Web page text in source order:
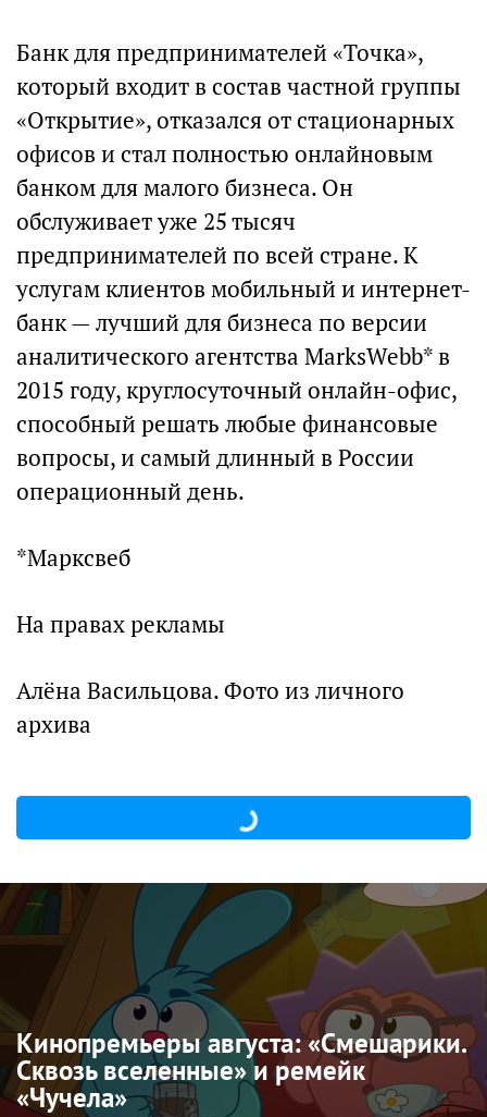
Банк для предпринимателей «Точка»,
который входит в состав частной группы
«Открытие», отказался от стационарных
офисов и стал полностью онлайновым
банком для малого бизнеса. Он
обслуживает уже 25 тысяч
предпринимателей по всей стране. К
услугам клиентов мобильный и интернет-
банк — лучший для бизнеса по версии
аналитического агентства MarksWebb* в
2015 году, круглосуточный онлайн-офис,
способный решать любые финансовые
вопросы, и самый длинный в России
операционный день.
*Марксвеб
На правах рекламы
Алёна Васильцова. Фото из личного
архива
Кинопремьеры августа: «Смешарики.
Сквозь вселенные» и ремейк
«Чучела»